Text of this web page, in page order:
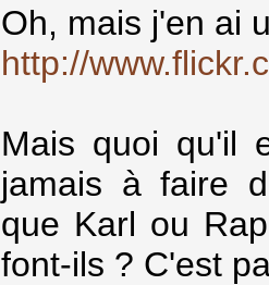
Oh, mais j'en ai
http://
Mais quoi qu'il
jamais à faire
que Karl ou
font-ils ? C'est